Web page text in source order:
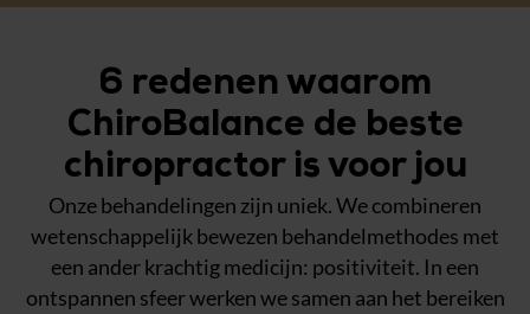
6 redenen waarom
ChiroBalance de beste
chiropractor is voor jou
Onze behandelingen zijn uniek. We combineren
wetenschappelijk bewezen behandelmethodes met
een ander krachtig medicijn: positiviteit. In een
ontspannen sfeer werken we samen aan het bereiken